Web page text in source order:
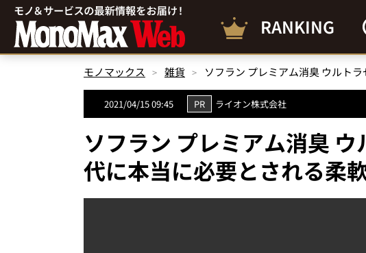
RANKING
モノマックス 雑貨
2021/04/15 09:45 PR ライオン株式会社
ソフラン プレミアム消臭
代に本当に必要とされる柔